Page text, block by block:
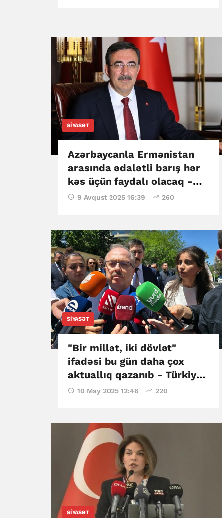
SIYASƏT
Azərbaycanla Ermənistan
arasında ədalətli barış hər
kəs üçün faydalı olacaq -
Cevdat Yılmaz
9 Avqust 2025 16:39 260
SIYASƏT
"Bir millət, iki dövlət"
ifadəsi bu gün daha çox
aktuallıq qazanıb - Türkiyə
səfiri
10 May 2025 12:46 220
SIYASƏT